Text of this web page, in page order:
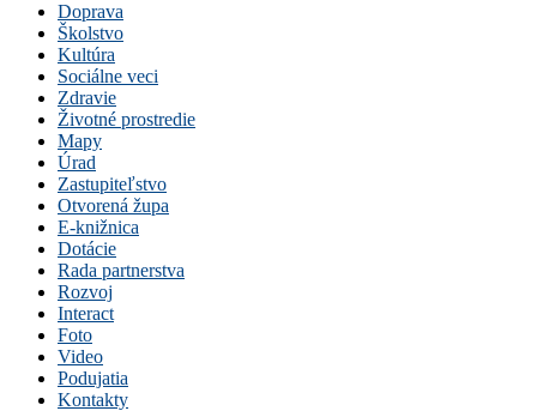
Doprava
Školstvo
Kultúra
Sociálne veci
Zdravie
Životné prostredie
Mapy
Úrad
Zastupiteľstvo
Otvorená župa
E-knižnica
Dotácie
Rada partnerstva
Rozvoj
Interact
Foto
Video
Podujatia
Kontakty